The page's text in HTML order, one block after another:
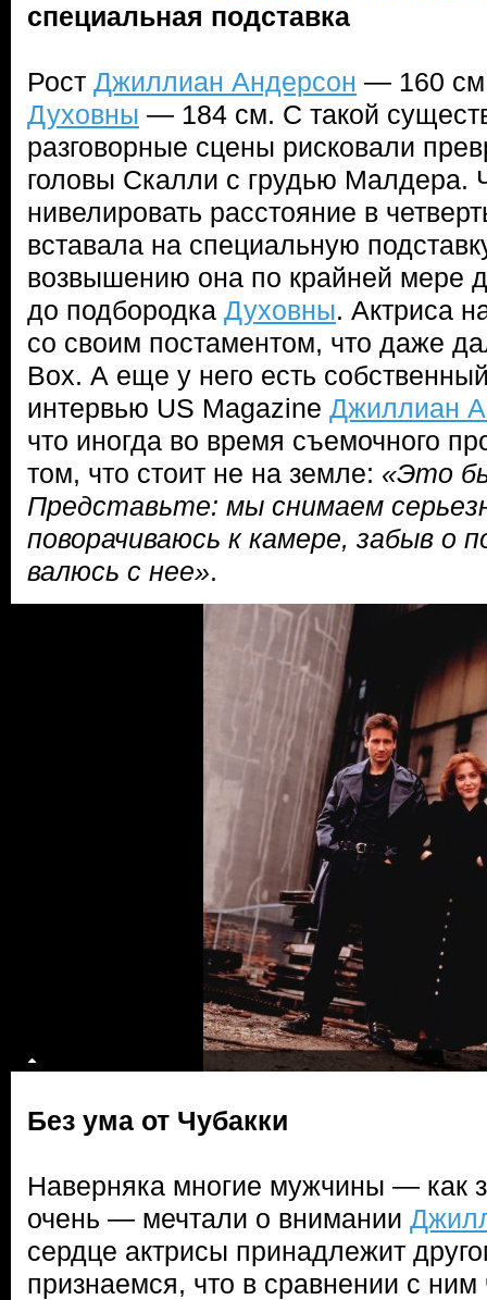
специальная подставка
Рост Джиллиан Андерсон — 160
Духовны — 184 см. С такой
разговорные сцены рисковали
головы Скалли с грудью Малдера.
нивелировать расстояние в
вставала на специальную
возвышению она по крайней мере
до подбородка Духовны. Актриса
со своим постаментом, что даже
Box. А еще у него есть
интервью US Magazine Джиллиан
что иногда во время съемочного
том, что стоит не на земле: «Это
Представьте: мы снимаем
поворачиваюсь к камере, забыв о
валюсь с нее».
Без ума от Чубакки
Наверняка многие мужчины — как
очень — мечтали о внимании
сердце актрисы принадлежит
признаемся, что в сравнении с